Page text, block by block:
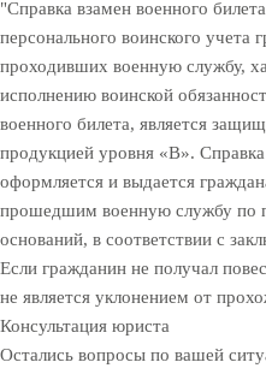
"Справка взамен военного
персонального воинского
проходивших военную службу,
исполнению воинской
военного билета, является
продукцией уровня «В».
оформляется и выдается
прошедшим военную службу по
оснований, в соответствии с
Если гражданин не получал
не является уклонением от
Консультация юриста
Остались вопросы по вашей